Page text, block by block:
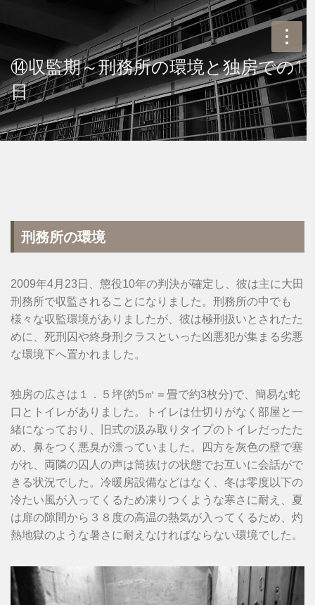
⑭収監期～刑務所の環境と独房での1
日
刑務所の環境
2009年4月23日、懲役10年の判決が確定し、彼は主に大田
刑務所で収監されることになりました。刑務所の中でも
様々な収監環境がありましたが、彼は極刑扱いとされたた
めに、死刑囚や終身刑クラスといった凶悪犯が集まる劣悪
な環境下へ置かれました。
独房の広さは１．５坪(約5㎡＝畳で約3枚分)で、簡易な蛇
口とトイレがありました。トイレは仕切りがなく部屋と一
緒になっており、旧式の汲み取りタイプのトイレだったた
め、鼻をつく悪臭が漂っていました。四方を灰色の壁で塞
がれ、両隣の囚人の声は筒抜けの状態でお互いに会話がで
きる状況でした。冷暖房設備などはなく、冬は零度以下の
冷たい風が入ってくるため凍りつくような寒さに耐え、夏
は扉の隙間から３８度の高温の熱気が入ってくるため、灼
熱地獄のような暑さに耐えなければならない環境でした。